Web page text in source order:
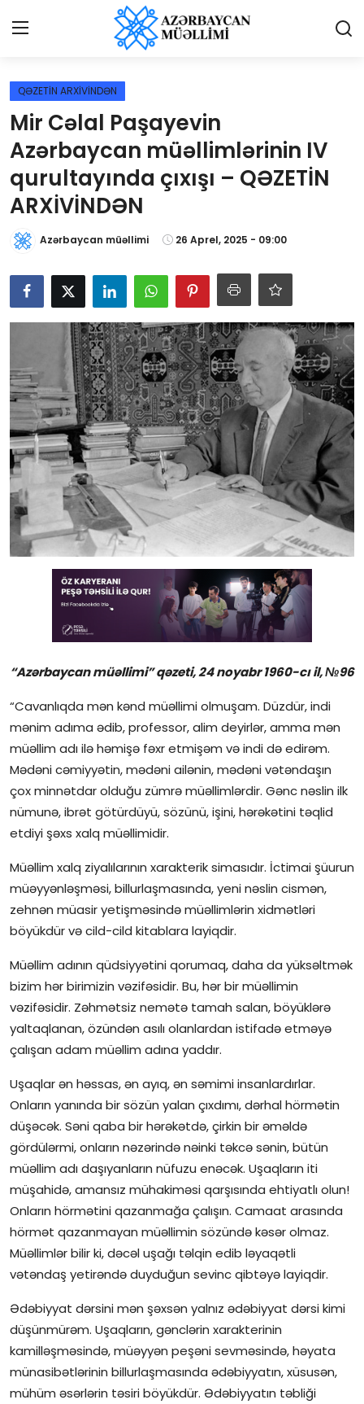
Giriş
Qəzetə elan ver
Haqqımızda
Reklam və elan
Biz kimik?
Bütün xəbərlər
Gündəlik
Rəsmi
Təhsil
Müsahibə
Elm və innovasiya
Təhlil
Reportaj
Pedaqogika
Regionlar
Qəzetin PDF arxivi
İctimai şura
Dünya
QƏZETİN ARXİVİNDƏN
Mir Cəlal Paşayevin
Azərbaycan müəllimlərinin IV
qurultayında çıxışı – QƏZETİN
ARXİVİNDƏN
Azərbaycan müəllimi 26 Aprel, 2025 - 09:00
“Azərbaycan müəllimi” qəzeti, 24 noyabr 1960-cı il, №96
“Cavanlıqda mən kənd müəllimi olmuşam. Düzdür, indi
mənim adıma ədib, professor, alim deyirlər, amma mən
müəllim adı ilə həmişə fəxr etmişəm və indi də edirəm.
Mədəni cəmiyyətin, mədəni ailənin, mədəni vətəndaşın
çox minnətdar olduğu zümrə müəllimlərdir. Gənc nəslin ilk
nümunə, ibrət götürdüyü, sözünü, işini, hərəkətini təqlid
etdiyi şəxs xalq müəllimidir.
Müəllim xalq ziyalılarının xarakterik simasıdır. İctimai şüurun
müəyyənləşməsi, billurlaşmasında, yeni nəslin cismən,
zehnən müasir yetişməsində müəllimlərin xidmətləri
böyükdür və cild-cild kitablara layiqdir.
Müəllim adının qüdsiyyətini qorumaq, daha da yüksəltmək
bizim hər birimizin vəzifəsidir. Bu, hər bir müəllimin
vəzifəsidir. Zəhmətsiz nemətə tamah salan, böyüklərə
yaltaqlanan, özündən asılı olanlardan istifadə etməyə
çalışan adam müəllim adına yaddır.
Uşaqlar ən həssas, ən ayıq, ən səmimi insanlardırlar.
Onların yanında bir sözün yalan çıxdımı, dərhal hörmətin
düşəcək. Səni qaba bir hərəkətdə, çirkin bir əməldə
gördülərmi, onların nəzərində nəinki təkcə sənin, bütün
müəllim adı daşıyanların nüfuzu enəcək. Uşaqların iti
müşahidə, amansız mühakiməsi qarşısında ehtiyatlı olun!
Onların hörmətini qazanmağa çalışın. Camaat arasında
hörmət qazanmayan müəllimin sözündə kəsər olmaz.
Müəllimlər bilir ki, dəcəl uşağı təlqin edib ləyaqətli
vətəndaş yetirəndə duyduğun sevinc qibtəyə layiqdir.
Ədəbiyyat dərsini mən şəxsən yalnız ədəbiyyat dərsi kimi
düşünmürəm. Uşaqların, gənclərin xarakterinin
kamilləşməsində, müəyyən peşəni sevməsində, həyata
münasibətlərinin billurlaşmasında ədəbiyyatın, xüsusən,
mühüm əsərlərin təsiri böyükdür. Ədəbiyyatın təbliği